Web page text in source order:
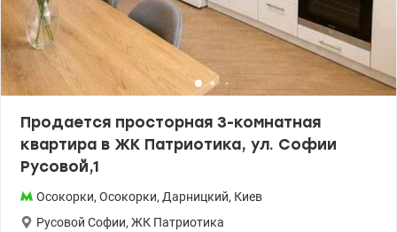
Продается просторная 3-комнатная
квартира в ЖК Патриотика, ул. Софии
Русовой,1
Осокорки, Осокорки, Дарницкий, Киев
Русовой Софии, ЖК Патриотика